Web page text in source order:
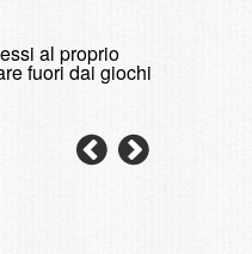
al proprio
fuori dai giochi